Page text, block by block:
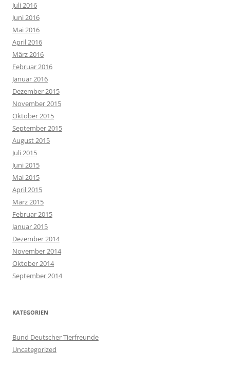
Juli 2016
Juni 2016
Mai 2016
April 2016
März 2016
Februar 2016
Januar 2016
Dezember 2015
November 2015
Oktober 2015
September 2015
August 2015
Juli 2015
Juni 2015
Mai 2015
April 2015
März 2015
Februar 2015
Januar 2015
Dezember 2014
November 2014
Oktober 2014
September 2014
KATEGORIEN
Bund Deutscher Tierfreunde
Uncategorized